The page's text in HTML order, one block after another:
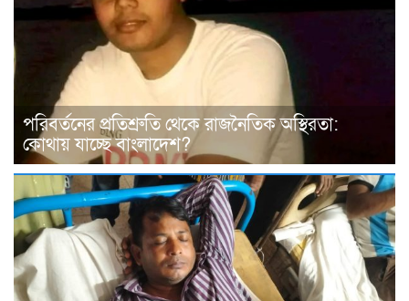
পরিবর্তনের প্রতিশ্রুতি থেকে রাজনৈতিক অস্থিরতা:
কোথায় যাচ্ছে বাংলাদেশ?